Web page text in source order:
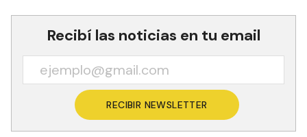
Recibí las noticias en tu email
RECIBIR NEWSLETTER